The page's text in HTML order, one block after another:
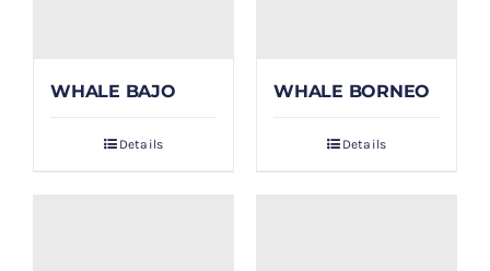
PAYMENT
WHALE BAJO
Details
WHALE BORNEO
Details